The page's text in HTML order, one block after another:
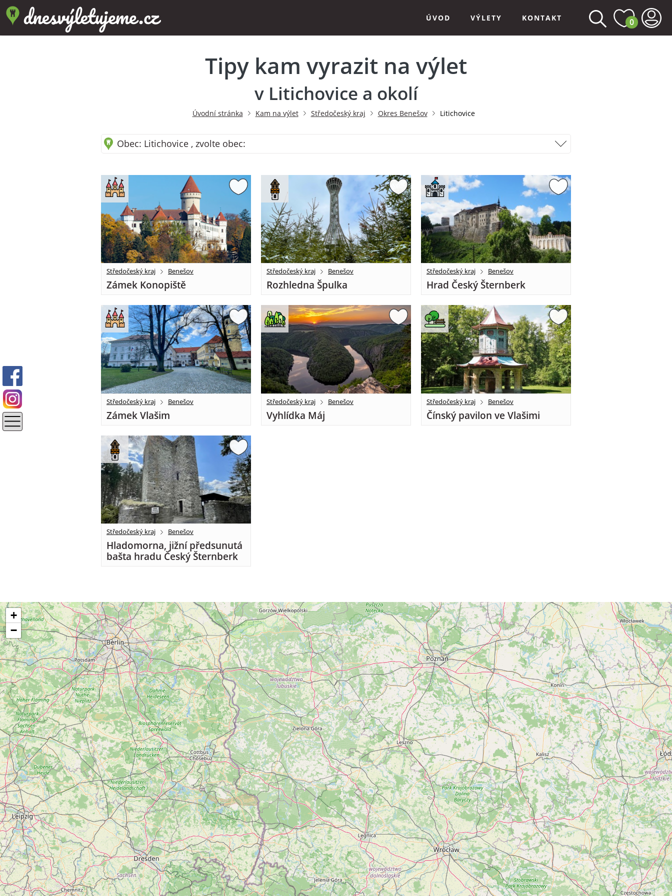
ÚVOD VÝLETY KONTAKT 0
Tipy kam vyrazit na výlet
v Litichovice a okolí
Úvodní stránka Kam na výlet Středočeský kraj Okres Benešov Litichovice
Obec: Litichovice , zvolte obec:
Středočeský kraj Benešov
Zámek Konopiště
Středočeský kraj Benešov
Rozhledna Špulka
Středočeský kraj Benešov
Hrad Český Šternberk
Středočeský kraj Benešov
Zámek Vlašim
Středočeský kraj Benešov
Vyhlídka Máj
Středočeský kraj Benešov
Čínský pavilon ve Vlašimi
Středočeský kraj Benešov
Hladomorna, jižní předsunutá
bašta hradu Český Šternberk
+
−